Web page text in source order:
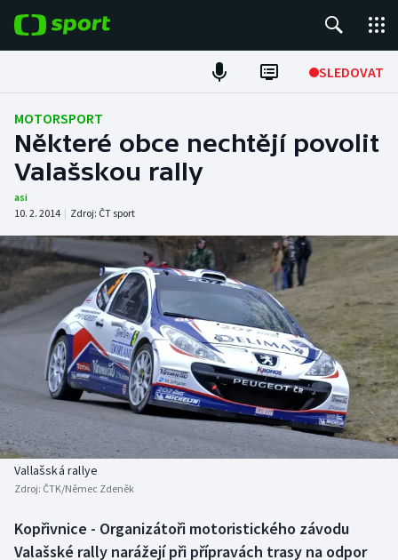
SLEDOVAT
Fotbal
Hokej
Atletika
Cyklistika
DALŠÍ SPORTY
Americký fotbal
Baseball a softbal
Basketbal
Biatlon
Boby a skeleton
NEPŘEHLÉDNĚTE
Soutěže
Historické návraty
Aplikace ČT sport
AZ kvíz
MOTORSPORT
Některé obce nechtějí povolit
Valašskou rally
asi
10. 2. 2014 | Zdroj: ČT sport
Vallašská rallye
Zdroj: ČTK/Němec Zdeněk
Kopřivnice - Organizátoři motoristického závodu
Valašské rally narážejí při přípravách trasy na odpor